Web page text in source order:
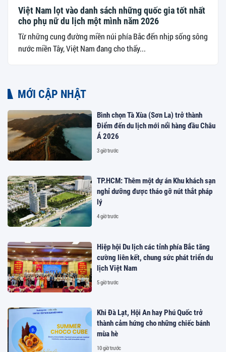
Việt Nam lọt vào danh sách những quốc gia tốt nhất
cho phụ nữ du lịch một mình năm 2026
Từ những cung đường miền núi phía Bắc đến nhịp sống sông
nước miền Tây, Việt Nam đang cho thấy...
MỚI CẬP NHẬT
Bình chọn Tà Xùa (Sơn La) trở thành
Điểm đến du lịch mới nổi hàng đầu Châu
Á 2026
3 giờ trước
TP.HCM: Thêm một dự án Khu khách sạn
nghỉ dưỡng được tháo gỡ nút thắt pháp
lý
4 giờ trước
Hiệp hội Du lịch các tỉnh phía Bắc tăng
cường liên kết, chung sức phát triển du
lịch Việt Nam
5 giờ trước
Khi Đà Lạt, Hội An hay Phú Quốc trở
thành cảm hứng cho những chiếc bánh
mùa hè
10 giờ trước